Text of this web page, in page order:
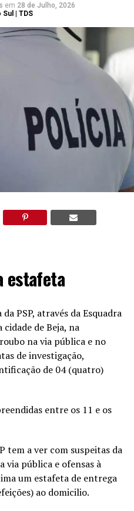
em 28 de Julho, 2026
| TDS
estafeta
PSP, através da Esquadra
de Beja, na
na via pública e no
de investigação,
de 04 (quatro)
entre os 11 e os
tem a ver com suspeitas da
via pública e ofensas à
um estafeta de entrega
ao domicilio.